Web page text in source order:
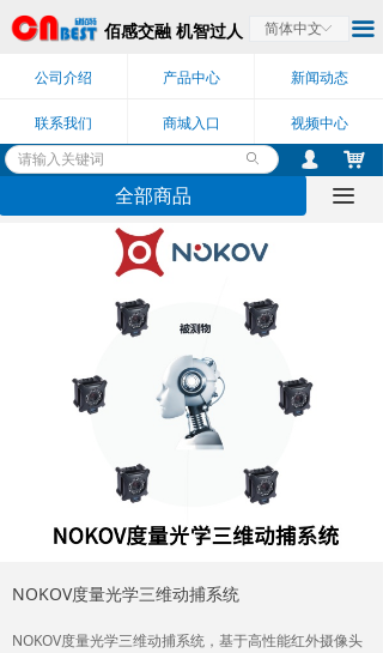
佰感交融 机智过人 ꀅ
简体中文
ꄙ
끀
넙 낙
公司介绍 产品中心 新闻动态
联系我们 商城入口 视频中心
全部商品
NOKOV度量光学三维动捕系统
NOKOV度量光学三维动捕系统，基于高性能红外摄像头
끀